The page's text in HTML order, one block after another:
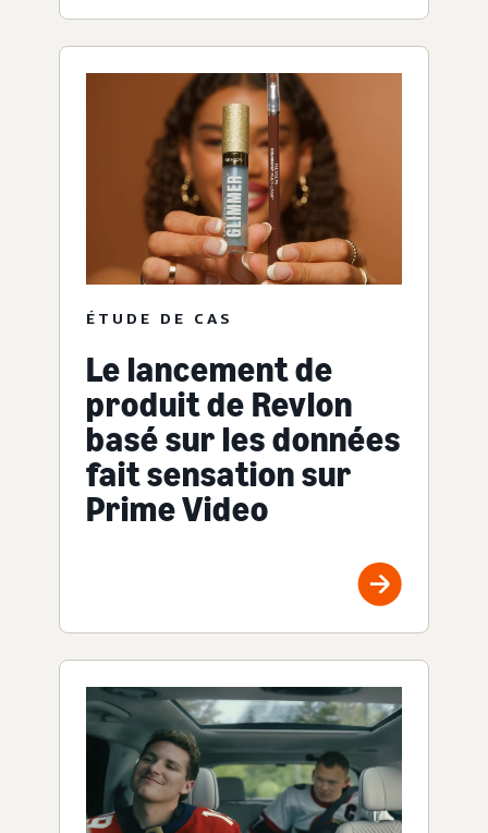
ÉTUDE DE CAS
Le lancement de
produit de Revlon
basé sur les données
fait sensation sur
Prime Video